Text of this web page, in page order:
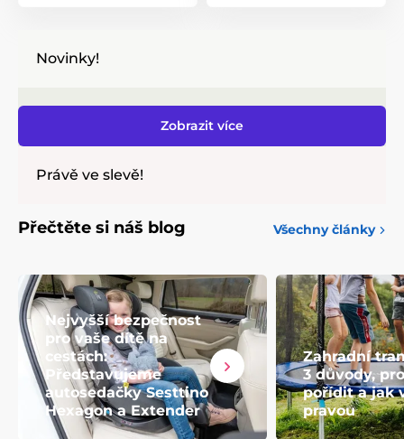
Novinky!
Zobrazit více
Právě ve slevě!
Přečtěte si náš blog Všechny články
Nejvyšší bezpečnost
pro vaše dítě na
cestách:
Představujeme
autosedačky Sesttino
Hexagon a Extender
Zahradní
3 důvody,
pořídit a jak
pravou